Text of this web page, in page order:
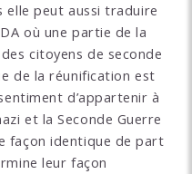
elle peut aussi traduire
où une partie de la
citoyens de seconde
de la réunification est
d’appartenir à
et la Seconde Guerre
façon identique de part
leur façon